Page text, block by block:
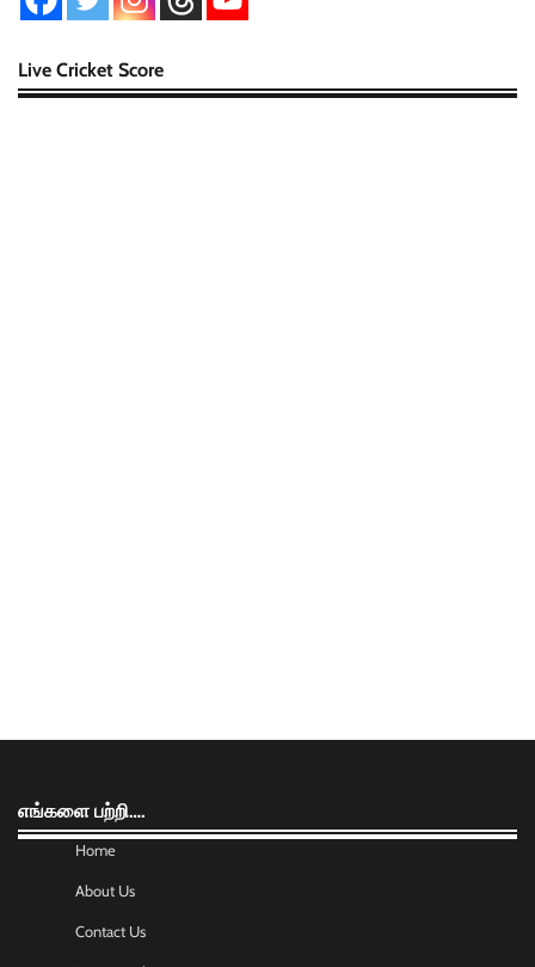
Live Cricket Score
எங்களை பற்றி….
Home
About Us
Contact Us